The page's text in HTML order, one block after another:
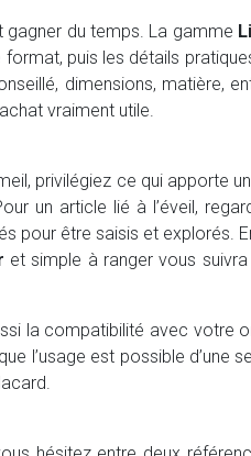
gagner du temps. La gamme
puis les détails
dimensions, matière,
vraiment utile.
privilégiez ce qui apporte
un article lié à l’éveil,
pour être saisis et explorés.
et simple à ranger vous
la compatibilité avec votre
l’usage est possible d’une